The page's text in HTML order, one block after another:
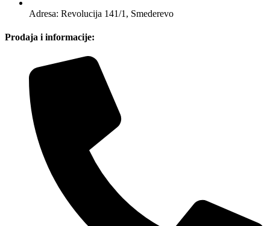
Adresa: Revolucija 141/1, Smederevo
Prodaja i informacije: